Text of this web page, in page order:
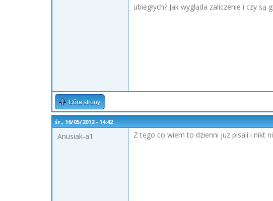
ubiegłych? Jak wygląda zaliczenie i czy są
Góra strony
śr., 16/05/2012 - 14:42
Anusiak-a1
Z tego co wiem to dzienni juz pisali i nikt